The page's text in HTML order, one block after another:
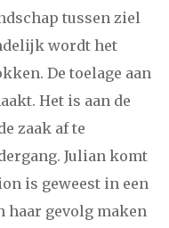
tussen ziel
wordt het
De toelage aan
Het is aan de
zaak af te
Julian komt
is geweest in een
haar gevolg maken